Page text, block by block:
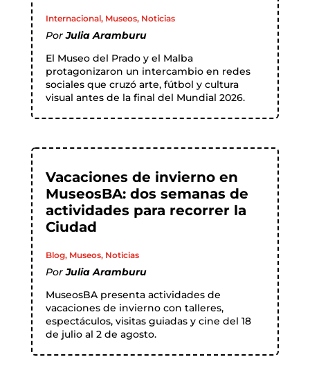
Internacional, Museos, Noticias
PorJulia Aramburu
El Museo del Prado y el Malba
protagonizaron un intercambio en redes
sociales que cruzó arte, fútbol y cultura
visual antes de la final del Mundial 2026.
Vacaciones de invierno en
MuseosBA: dos semanas de
actividades para recorrer la
Ciudad
Blog, Museos, Noticias
PorJulia Aramburu
MuseosBA presenta actividades de
vacaciones de invierno con talleres,
espectáculos, visitas guiadas y cine del 18
de julio al 2 de agosto.